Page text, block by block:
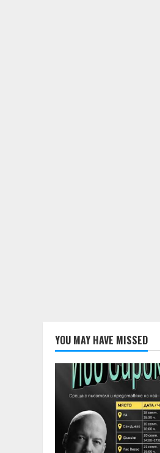
YOU MAY HAVE MISSED